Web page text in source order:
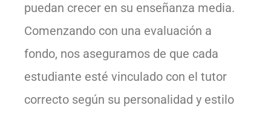
puedan crecer en su enseñanza media.
Comenzando con una evaluación a
fondo, nos aseguramos de que cada
estudiante esté vinculado con el tutor
correcto según su personalidad y estilo